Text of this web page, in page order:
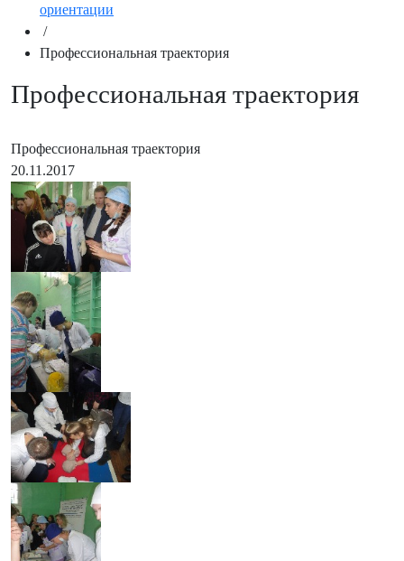
ориентации
/
Профессиональная траектория
Профессиональная траектория
Профессиональная траектория
20.11.2017